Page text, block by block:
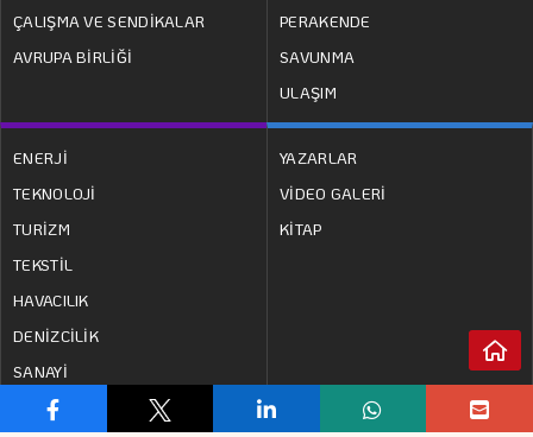
ÇALIŞMA VE SENDİKALAR
AVRUPA BİRLİĞİ
PERAKENDE
SAVUNMA
ULAŞIM
ENERJİ
TEKNOLOJİ
TURİZM
TEKSTİL
HAVACILIK
DENİZCİLİK
SANAYİ
YAZARLAR
VİDEO GALERİ
KİTAP